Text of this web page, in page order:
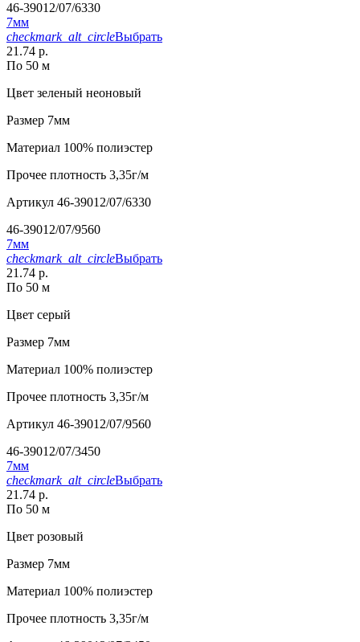
46-39012/07/6330
7мм
checkmark_alt_circleВыбрать
21.74 р.
По 50 м
Цвет зеленый неоновый
Размер 7мм
Материал 100% полиэстер
Прочее плотность 3,35г/м
Артикул 46-39012/07/6330
46-39012/07/9560
7мм
checkmark_alt_circleВыбрать
21.74 р.
По 50 м
Цвет серый
Размер 7мм
Материал 100% полиэстер
Прочее плотность 3,35г/м
Артикул 46-39012/07/9560
46-39012/07/3450
7мм
checkmark_alt_circleВыбрать
21.74 р.
По 50 м
Цвет розовый
Размер 7мм
Материал 100% полиэстер
Прочее плотность 3,35г/м